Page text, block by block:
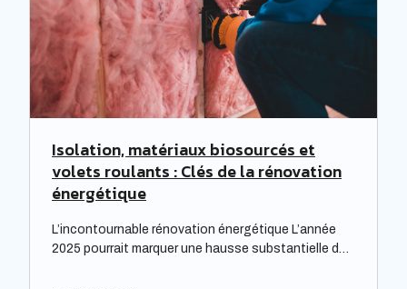
Isolation, matériaux biosourcés et
volets roulants : Clés de la rénovation
énergétique
L’incontournable rénovation énergétique L’année
2025 pourrait marquer une hausse substantielle des